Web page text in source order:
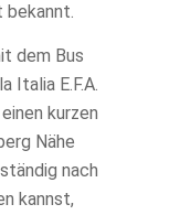
bekannt.
dem Bus
Italia E.F.A.
kurzen
Nähe
nach
kannst,